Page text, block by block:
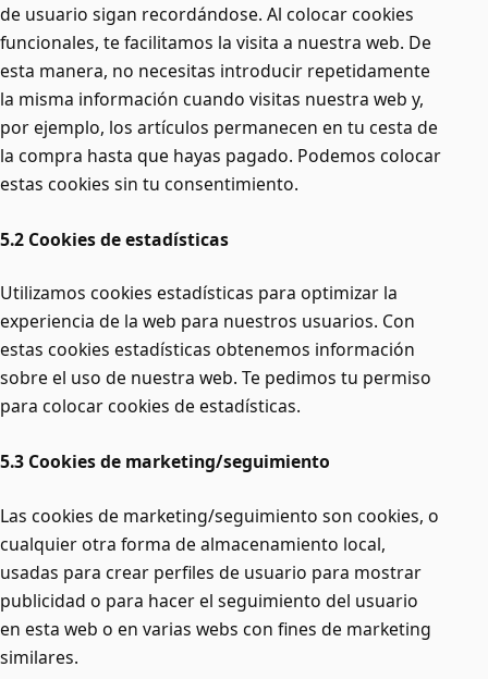
de usuario sigan recordándose. Al colocar cookies
funcionales, te facilitamos la visita a nuestra web. De
esta manera, no necesitas introducir repetidamente
la misma información cuando visitas nuestra web y,
por ejemplo, los artículos permanecen en tu cesta de
la compra hasta que hayas pagado. Podemos colocar
estas cookies sin tu consentimiento.
5.2 Cookies de estadísticas
Utilizamos cookies estadísticas para optimizar la
experiencia de la web para nuestros usuarios. Con
estas cookies estadísticas obtenemos información
sobre el uso de nuestra web. Te pedimos tu permiso
para colocar cookies de estadísticas.
5.3 Cookies de marketing/seguimiento
Las cookies de marketing/seguimiento son cookies, o
cualquier otra forma de almacenamiento local,
usadas para crear perfiles de usuario para mostrar
publicidad o para hacer el seguimiento del usuario
en esta web o en varias webs con fines de marketing
similares.